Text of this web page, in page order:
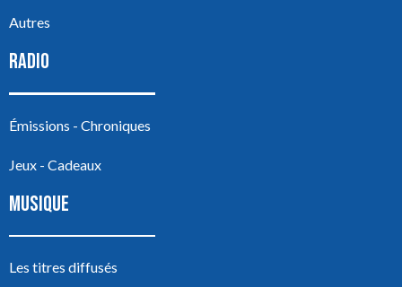
Autres
RADIO
Émissions - Chroniques
Jeux - Cadeaux
MUSIQUE
Les titres diffusés